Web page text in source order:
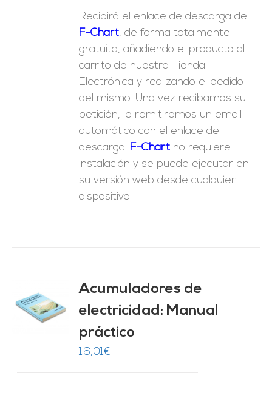
Recibirá el enlace de descarga del
F-Chart, de forma totalmente
gratuita, añadiendo el producto al
carrito de nuestra Tienda
Electrónica y realizando el pedido
del mismo. Una vez recibamos su
petición, le remitiremos un email
automático con el enlace de
descarga. F-Chart no requiere
instalación y se puede ejecutar en
su versión web desde cualquier
dispositivo.
Acumuladores de
electricidad: Manual
práctico
16,01€